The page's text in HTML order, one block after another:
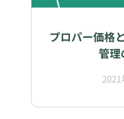
プロパー価格
管理
2021